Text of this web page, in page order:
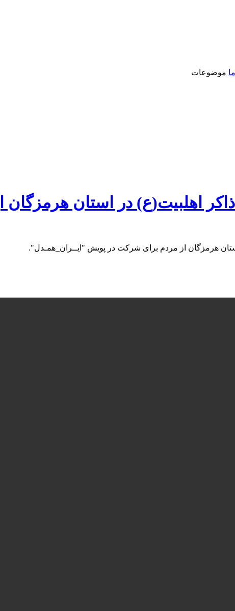
موضوعات
اهلبیت(ع) در استان
هرمزگان از مردم برای شرکت در پویش "ایــران_همـدل".